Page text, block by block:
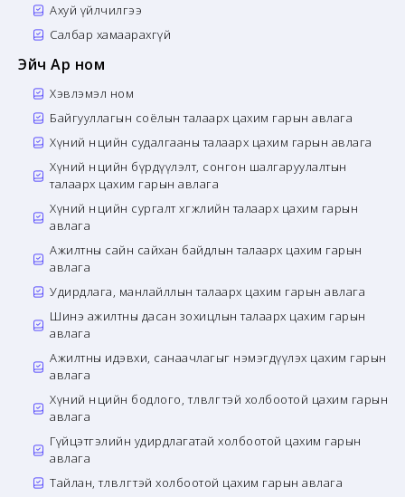
Ахуй үйлчилгээ
Салбар хамаарахгүй
Эйч Ар ном
Хэвлэмэл ном
Байгууллагын соёлын талаарх цахим гарын авлага
Хүний нөөцийн судалгааны талаарх цахим гарын авлага
Хүний нөөцийн бүрдүүлэлт, сонгон шалгаруулалтын
талаарх цахим гарын авлага
Хүний нөөцийн сургалт хөгжлийн талаарх цахим гарын
авлага
Ажилтны сайн сайхан байдлын талаарх цахим гарын
авлага
Удирдлага, манлайллын талаарх цахим гарын авлага
Шинэ ажилтны дасан зохицлын талаарх цахим гарын
авлага
Ажилтны идэвхи, санаачлагыг нэмэгдүүлэх цахим гарын
авлага
Хүний нөөцийн бодлого, төлөвлөгөөтэй холбоотой цахим гарын
авлага
Гүйцэтгэлийн удирдлагатай холбоотой цахим гарын
авлага
Тайлан, төлөвлөгөөтэй холбоотой цахим гарын авлага